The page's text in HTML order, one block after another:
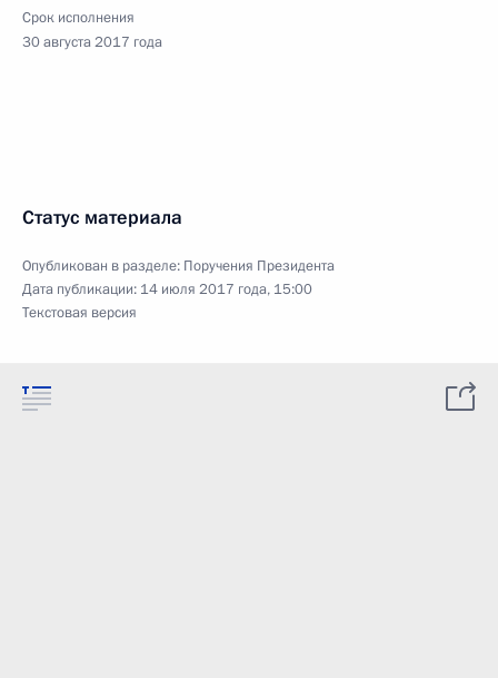
Срок исполнения
30 августа 2017 года
Статус материала
Опубликован в разделе: Поручения Президента
Дата публикации: 14 июля 2017 года, 15:00
Текстовая версия